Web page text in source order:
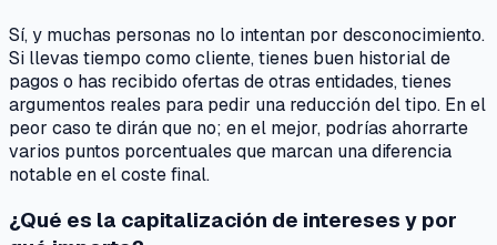
Sí, y muchas personas no lo intentan por desconocimiento.
Si llevas tiempo como cliente, tienes buen historial de
pagos o has recibido ofertas de otras entidades, tienes
argumentos reales para pedir una reducción del tipo. En el
peor caso te dirán que no; en el mejor, podrías ahorrarte
varios puntos porcentuales que marcan una diferencia
notable en el coste final.
¿Qué es la capitalización de intereses y por